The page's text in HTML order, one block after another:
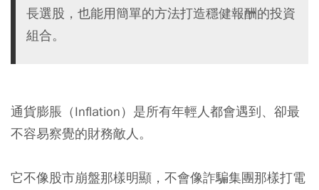
長選股，也能用簡單的方法打造穩健報酬的投資
組合。
通貨膨脹（Inflation）是所有年輕人都會遇到、卻最
不容易察覺的財務敵人。
它不像股市崩盤那樣明顯，不會像詐騙集團那樣打電